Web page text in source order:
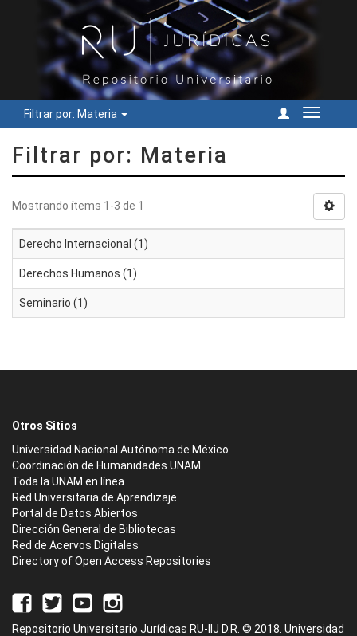
Filtrar por: Materia
Cambiar
Filtrar por: Materia
Mostrando ítems 1-3 de 1
Derecho Internacional (1)
Derechos Humanos (1)
Seminario (1)
Otros Sitios
Universidad Nacional Autónoma de México
Coordinación de Humanidades UNAM
Toda la UNAM en línea
Red Universitaria de Aprendizaje
Portal de Datos Abiertos
Dirección General de Bibliotecas
Red de Acervos Digitales
Directory of Open Access Repositories
Repositorio Universitario Jurídicas RU-IIJ D.R. © 2018. Universidad